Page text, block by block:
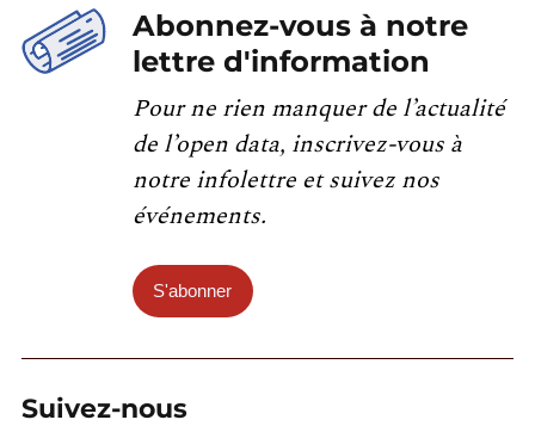
Abonnez-vous à notre
lettre d'information
Pour ne rien manquer de l’actualité
de l’open data, inscrivez-vous à
notre infolettre et suivez nos
événements.
S'abonner
Suivez-nous